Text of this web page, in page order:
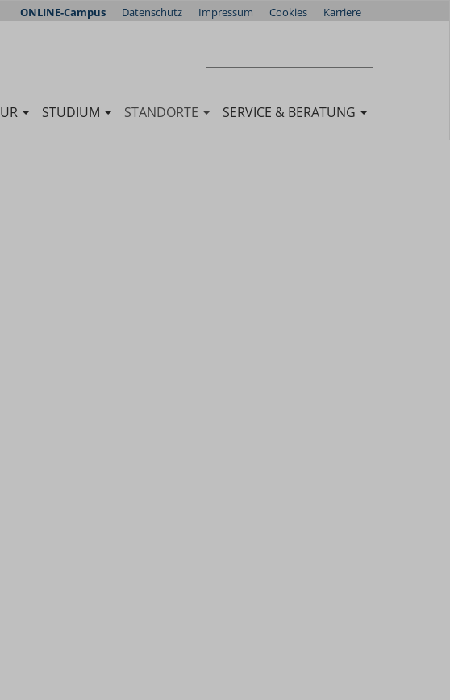
ONLINE-Campus Datenschutz Impressum Cookies Karriere
SUCHEN
STUDIUM STANDORTE SERVICE & BERATUNG